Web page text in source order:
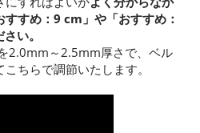
すめ：9 cm」や「おすすめ：
い。
2.0mm～2.5mm厚さで、ベル
ちらで調節いたします。